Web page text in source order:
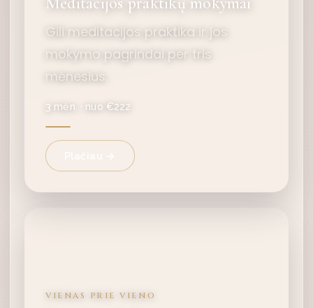
Gili meditacijos praktika ir jos
mokymo pagrindai per tris
mėnesius.
3 mėn. · nuo €222
VIENAS PRIE VIENO